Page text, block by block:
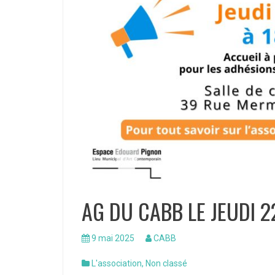
AG DU CABB LE JEUDI
9 mai 2025 CABB
L'association, Non classé